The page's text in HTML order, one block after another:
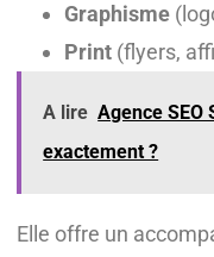
Graphisme
Print (flyers,
A lire Agence SEO
exactement ?
Elle offre un